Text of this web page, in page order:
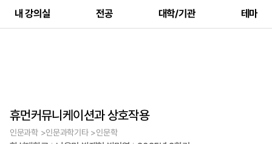
내 강의실 전공 대학/기관 테마
휴먼커뮤니케이션과 상호작용
인문과학 >인문과학기타 >인문학